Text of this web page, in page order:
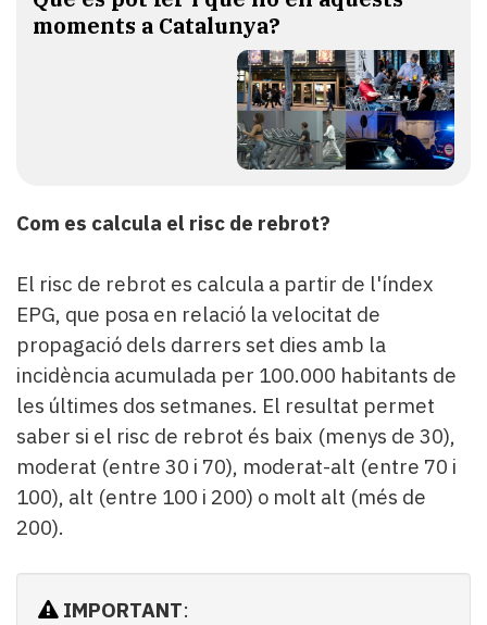
moments a Catalunya?
Com es calcula el risc de rebrot?
El risc de rebrot es calcula a partir de l'índex
EPG, que posa en relació la velocitat de
propagació dels darrers set dies amb la
incidència acumulada per 100.000 habitants de
les últimes dos setmanes. El resultat permet
saber si el risc de rebrot és baix (menys de 30),
moderat (entre 30 i 70), moderat-alt (entre 70 i
100), alt (entre 100 i 200) o molt alt (més de
200).
IMPORTANT: